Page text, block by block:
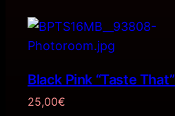
Black Pink “Taste That”
25,00€